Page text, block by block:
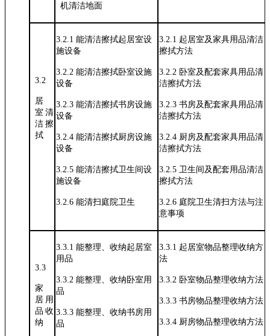
机清洁地面
3.2
居
室清
洁 擦
拭
3.2.1能清洁擦拭起居室设
施设备
3.2.2能清洁擦拭卧室设施
设备
3.2.3能清洁擦拭书房设施
设备
3.2.4能清洁擦拭厨房设施
设备
3.2.5能清洁擦拭卫生间设
施设备
3.2.6能清扫庭院卫生
3.2.1 起居室及家具用品清洁
擦拭方法
3.2.2 卧室及配套家具用品清
洁擦拭方法
3.2.3书房及配套家具用品清
洁擦拭方法
3.2.4 厨房及配套家具用品清
洁擦拭方法
3.2.5卫生间及配套用品清洁
擦拭方法
3.2.6 庭院卫生清扫方法与注
意事项
3.3
家
居用
品 收
纳
3.3.1能整理、收纳起居室
用品
3.3.2能整理、收纳卧室用
品
3.3.3能整理、收纳书房用
品
3.3.1 起居室物品整理收纳方
法
3.3.2 卧室物品整理收纳方法
3.3.3书房物品整理收纳方法
3.3.4 厨房物品整理收纳方法